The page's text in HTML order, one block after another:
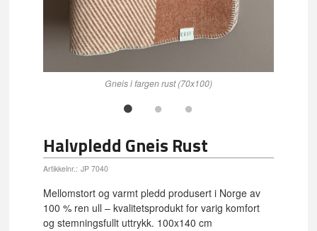
Gneis i fargen rust (70x100)
Halvpledd Gneis Rust
Artikkelnr.: JP 7040
Mellomstort og varmt pledd produsert i Norge av
100 % ren ull – kvalitetsprodukt for varig komfort
og stemningsfullt uttrykk. 100x140 cm